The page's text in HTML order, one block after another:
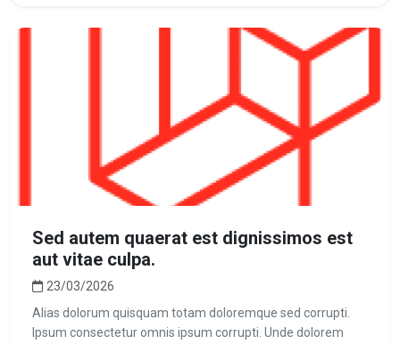
Sed autem quaerat est dignissimos est
aut vitae culpa.
23/03/2026
Alias dolorum quisquam totam doloremque sed corrupti.
Ipsum consectetur omnis ipsum corrupti. Unde dolorem